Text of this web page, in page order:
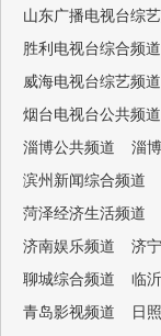
山东广播电视台综
胜利电视台综合频道
威海电视台综艺频道
烟台电视台公共频道
淄博公共频道
淄
滨州新闻综合频道
菏泽经济生活频道
济南娱乐频道
济
聊城综合频道
临
青岛影视频道
日